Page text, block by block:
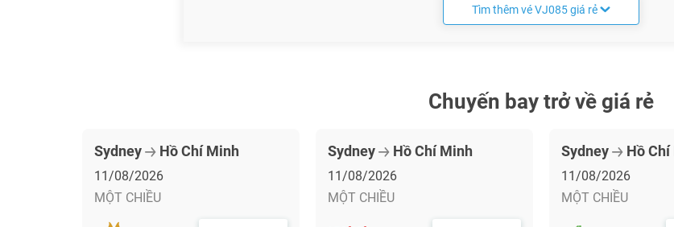
Tìm thêm vé VJ085 giá rẻ
Chuyến bay trở về giá rẻ
Sydney Hồ Chí Minh
11/08/2026
MỘT CHIỀU
Sydney Hồ Chí Minh
11/08/2026
MỘT CHIỀU
Sydney Hồ
11/08/2026
MỘT CHIỀU